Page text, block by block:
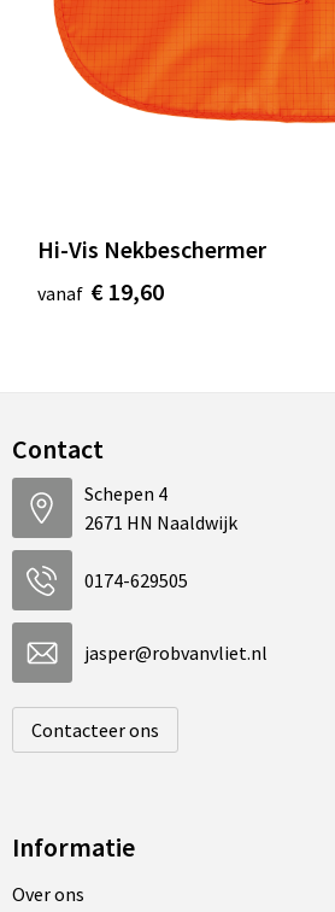
Hi-Vis Nekbeschermer
vanaf € 19,60
Contact
Schepen 4
2671 HN Naaldwijk
0174-629505
jasper@robvanvliet.nl
Contacteer ons
Informatie
Over ons